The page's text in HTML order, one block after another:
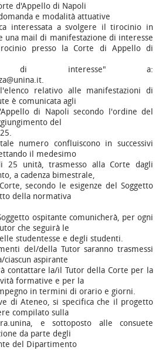
d'Appello di Napoli
e modalità attuative
interessata a svolgere il tirocinio in
una mail di manifestazione di interesse
presso la Corte di Appello di
di interesse" a:
relativo alle manifestazioni di
è comunicata agli
di Napoli secondo l'ordine del
del
numero confluiscono in successivi
il medesimo
25 unità, trasmesso alla Corte dagli
a cadenza bimestrale,
secondo le esigenze del Soggetto
della normativa
ospitante comunicherà, per ogni
che seguirà le
studentesse e degli studenti.
del/della Tutor saranno trasmessi
ciascun aspirante
contattare la/il Tutor della Corte per la
formative e per la
in termini di orario e giorni.
di Ateneo, si specifica che il progetto
compilato sulla
e sottoposto alle consuete
da parte degli
del Dipartimento